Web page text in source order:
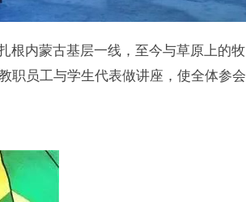
根内蒙古基层一线，至今与草原上的牧
职员工与学生代表做讲座，使全体参会